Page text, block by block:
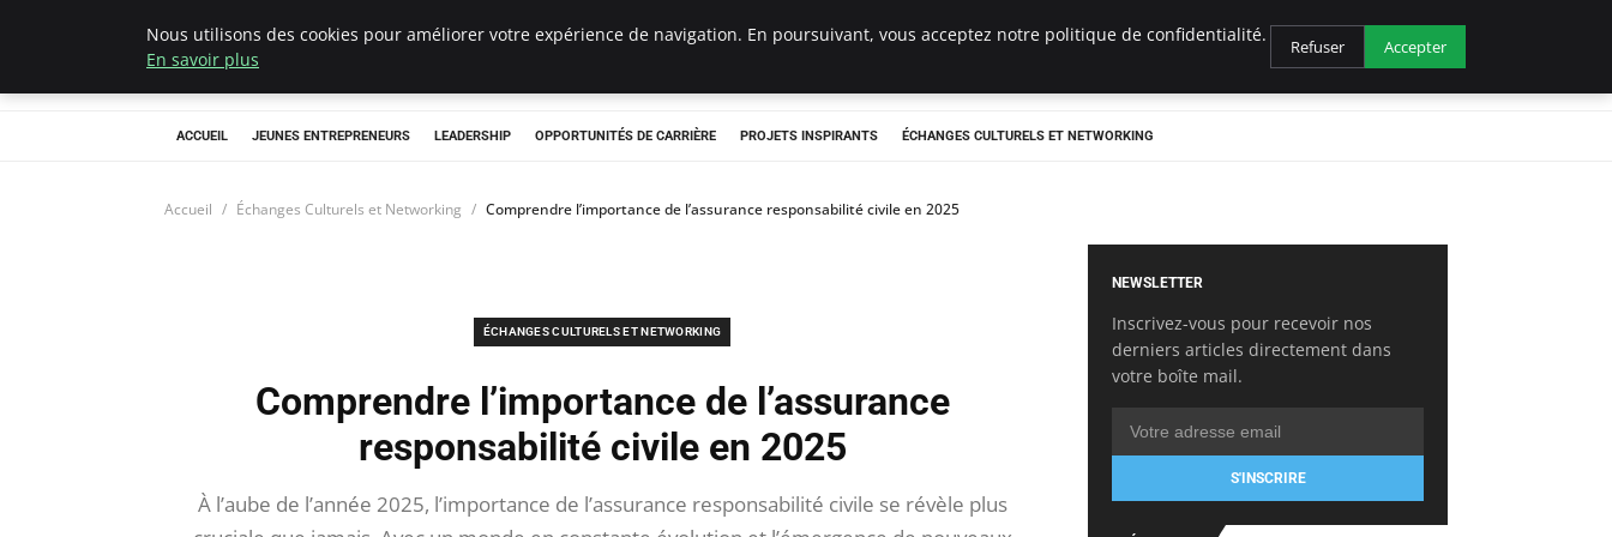
AIESEC France
ACCUEIL JEUNES ENTREPRENEURS LEADERSHIP OPPORTUNITÉS DE CARRIÈRE PROJETS INSPIRANTS ÉCHANGES CULTURELS ET NETWORKING
Accueil Échanges Culturels et Networking Comprendre l’importance de l’assurance responsabilité civile en 2025
ÉCHANGES CULTURELS ET NETWORKING
Comprendre l’importance de l’assurance
responsabilité civile en 2025
À l’aube de l’année 2025, l’importance de l’assurance responsabilité civile se révèle plus
NEWSLETTER
Inscrivez-vous pour recevoir nos
derniers articles directement dans
votre boîte mail.
S'INSCRIRE
Nous utilisons des cookies pour améliorer votre expérience de navigation. En poursuivant, vous acceptez notre politique de confidentialité.
En savoir plus
Refuser Accepter